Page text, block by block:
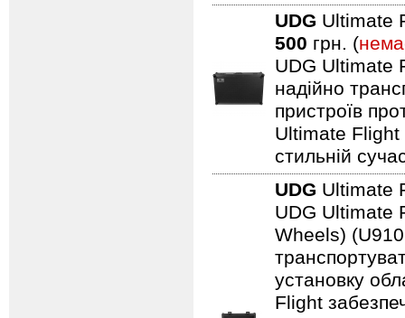
UDG Ultimate
500 грн. (
UDG Ultimate
надійно
пристроїв
Ultimate Flight
стильній
UDG Ultimate
UDG Ultimate
Wheels)
установку
Flight